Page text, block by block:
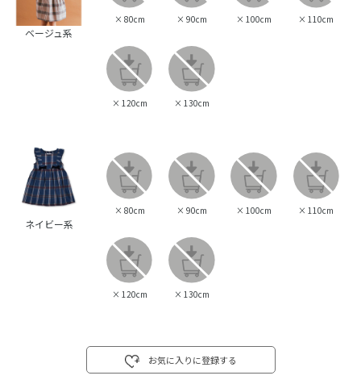
ベージュ系
× 80cm × 90cm × 100cm × 110cm
× 120cm × 130cm
ネイビー系
× 80cm × 90cm × 100cm × 110cm
× 120cm × 130cm
お気に入りに登録する